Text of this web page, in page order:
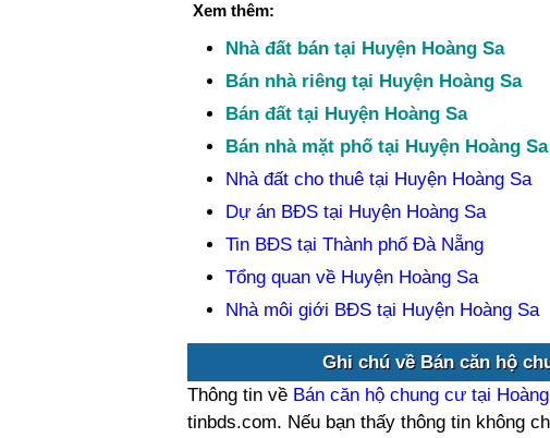
Xem thêm:
Nhà đất bán tại Huyện Hoàng Sa
Bán nhà riêng tại Huyện Hoàng Sa
Bán đất tại Huyện Hoàng Sa
Bán nhà mặt phố tại Huyện Hoàng Sa
Nhà đất cho thuê tại Huyện Hoàng Sa
Dự án BĐS tại Huyện Hoàng Sa
Tin BĐS tại Thành phố Đà Nẵng
Tổng quan về Huyện Hoàng Sa
Nhà môi giới BĐS tại Huyện Hoàng Sa
Ghi chú về Bán căn hộ
Thông tin về Bán căn hộ chung cư tại
tinbds.com. Nếu bạn thấy thông tin không